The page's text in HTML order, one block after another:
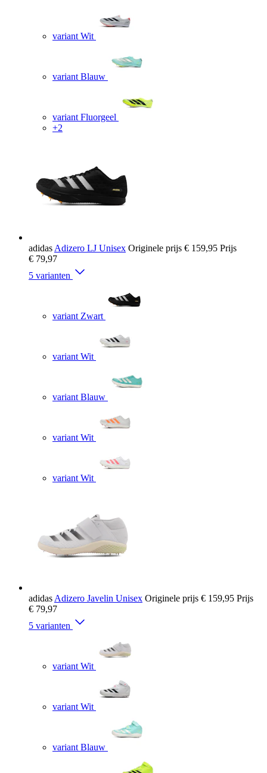
variant Wit
variant Blauw
variant Fluorgeel
+2
adidas Adizero LJ Unisex Originele prijs € 159,95 Prijs
€ 79,97
5 varianten
variant Zwart
variant Wit
variant Blauw
variant Wit
variant Wit
adidas Adizero Javelin Unisex Originele prijs € 159,95 Prijs
€ 79,97
5 varianten
variant Wit
variant Wit
variant Blauw